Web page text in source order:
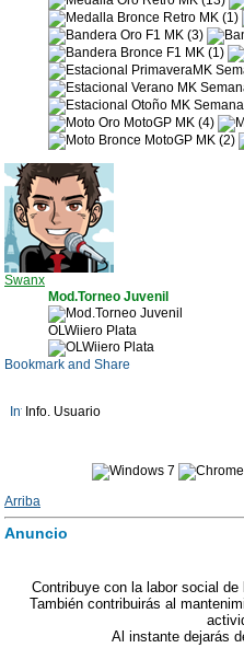
Swanx
Mod.Torneo Juvenil
OLWiiero Plata
Info. Usuario
Arriba
Anuncio
Contribuye con la labor social
También contribuirás al
Al instante dejarás